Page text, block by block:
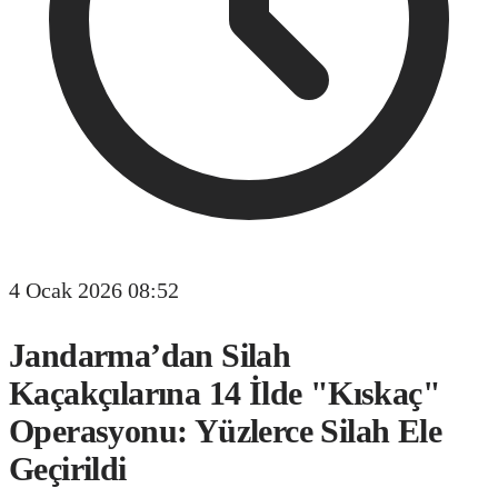
4 Ocak 2026 08:52
Jandarma’dan Silah
Kaçakçılarına 14 İlde "Kıskaç"
Operasyonu: Yüzlerce Silah Ele
Geçirildi